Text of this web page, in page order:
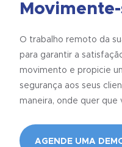
O trabalho remoto da
para garantir a
movimento e propicie
segurança aos seus
maneira, onde quer que
AGENDE UMA